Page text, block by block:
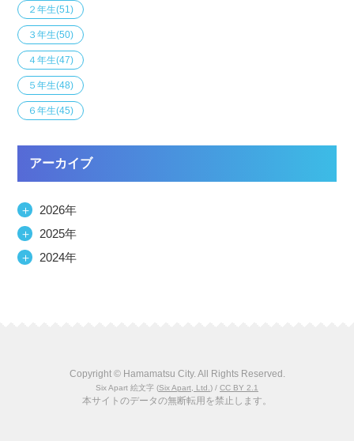
２年生(51)
３年生(50)
４年生(47)
５年生(48)
６年生(45)
アーカイブ
＋
2026年
＋
2025年
＋
2024年
Copyright © Hamamatsu City. All Rights Reserved.
Six Apart 絵文字 (Six Apart, Ltd.) / CC BY 2.1
本サイトのデータの無断転用を禁止します。